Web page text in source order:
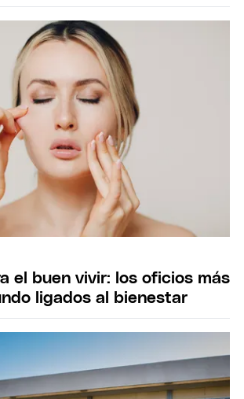
el buen vivir: los oficios más
ligados al bienestar